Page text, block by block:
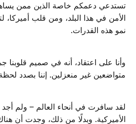
تستدعي دعمكم خاصة الذين ممن
الأمن في هذا البلد، ومن قلب أميركا،
نمو هذه القدرات.
وأنا على اعتقاد، أنه في صميم قلوبنا
متواضعين غير منعزلين. إننا بصدد
لقد سافرت في أنحاء العالم – ولم أجد
الأميركية. وبدلًا من ذلك، وجدت أن